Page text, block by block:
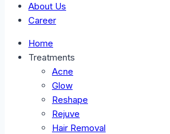
About Us
Career
Home
Treatments
Acne
Glow
Reshape
Rejuve
Hair Removal